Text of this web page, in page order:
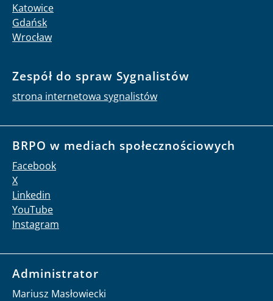
Katowice
Gdańsk
Wrocław
Zespół do spraw Sygnalistów
strona internetowa sygnalistów
BRPO w mediach społecznościowych
Facebook
X
Linkedin
YouTube
Instagram
Administrator
Mariusz Masłowiecki